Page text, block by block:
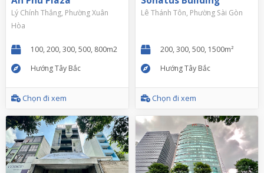
Lý Chính Thắng, Phường Xuân
Hòa
100, 200, 300, 500, 800m2
Hướng Tây Bắc
Chọn đi xem
Lê Thánh Tôn, Phường Sài Gòn
200, 300, 500, 1500m²
Hướng Tây Bắc
Chọn đi xem